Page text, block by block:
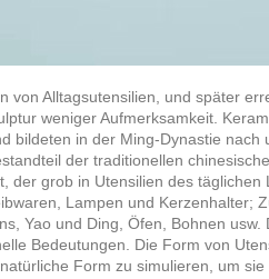
Alltagsutensilien, und später
weniger Aufmerksamkeit.
bildeten in der Ming-Dynastie nach
der traditionellen
grob in Utensilien des täglichen
Lampen und Kerzenhalter;
Yao und Ding, Öfen, Bohnen usw.
Bedeutungen. Die Form von
Form zu simulieren, um